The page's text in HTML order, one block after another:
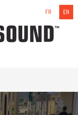
FR EN